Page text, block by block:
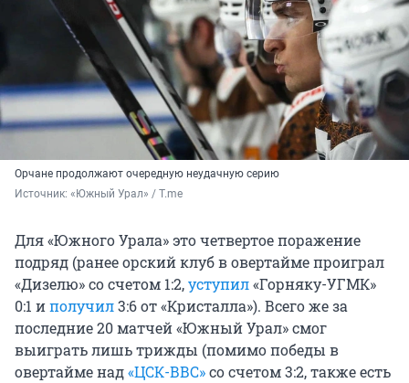
Орчане продолжают очередную неудачную серию
Источник: «Южный Урал» / T.me
Для «Южного Урала» это четвертое поражение
подряд (ранее орский клуб в овертайме проиграл
«Дизелю» со счетом 1:2,уступил«Горняку-УГМК»
0:1 иполучил3:6 от «Кристалла»). Всего же за
последние 20 матчей «Южный Урал» смог
выиграть лишь трижды (помимо победы в
овертайме над«ЦСК-ВВС»со счетом 3:2, также есть